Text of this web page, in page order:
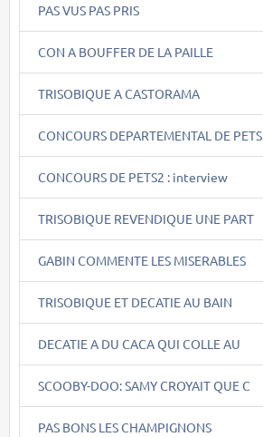
PAS VUS PAS PRIS
CON A BOUFFER DE LA PAILLE
TRISOBIQUE A CASTORAMA
CONCOURS DEPARTEMENTAL DE PETS
CONCOURS DE PETS2 : interview
TRISOBIQUE REVENDIQUE UNE PART
GABIN COMMENTE LES MISERABLES
TRISOBIQUE ET DECATIE AU BAIN
DECATIE A DU CACA QUI COLLE AU
SCOOBY-DOO: SAMY CROYAIT QUE C
PAS BONS LES CHAMPIGNONS